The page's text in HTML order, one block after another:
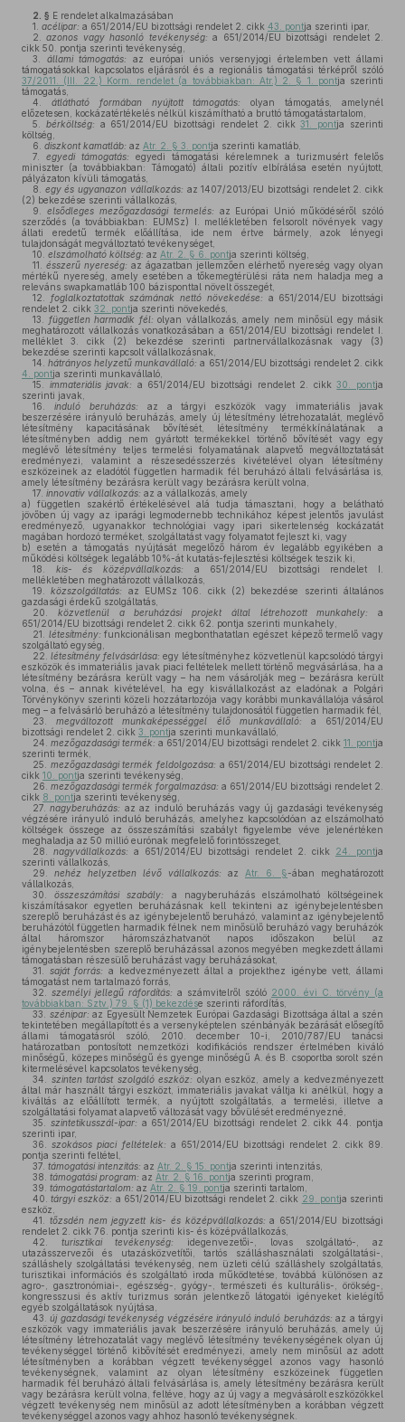
2. § E rendelet alkalmazásában
1. acélipar: a 651/2014/EU bizottsági rendelet 2. cikk 43. pontja szerinti ipar,
2.
azonos vagy hasonló tevékenység: a 651/2014/EU bizottsági rendelet 2.
cikk 50. pontja szerinti tevékenység,
3.
állami támogatás:
az európai uniós versenyjogi értelemben vett állami
támogatásokkal kapcsolatos eljárásról és a regionális támogatási térképről szóló
37/2011. (III. 22.) Korm. rendelet (a továbbiakban: Atr.) 2. § 1. pontja szerinti
támogatás,
4.
átlátható formában nyújtott támogatás:
olyan támogatás, amelynél
előzetesen, kockázatértékelés nélkül kiszámítható a bruttó támogatástartalom,
5.
bérköltség: a 651/2014/EU bizottsági rendelet 2. cikk31. pontja szerinti
költség,
6. diszkont kamatláb: az Atr. 2. § 3. pontja szerinti kamatláb,
7.
egyedi támogatás: egyedi támogatási kérelemnek a turizmusért felelős
miniszter (a továbbiakban: Támogató) általi pozitív elbírálása esetén nyújtott,
pályázaton kívüli támogatás,
8.
egy és ugyanazon vállalkozás: az 1407/2013/EU bizottsági rendelet 2. cikk
(2) bekezdése szerinti vállalkozás,
9.
elsődleges mezőgazdasági termelés: az Európai Unió működéséről szóló
szerződés (a továbbiakban: EUMSz) I. mellékletében felsorolt növények vagy
állati eredetű termék előállítása, ide nem értve bármely, azok lényegi
tulajdonságát megváltoztató tevékenységet,
10. elszámolható költség: az Atr. 2. § 6. pontja szerinti költség,
11.
ésszerű nyereség: az ágazatban jellemzően elérhető nyereség vagy olyan
mértékű nyereség, amely esetében a tőkemegtérülési ráta nem haladja meg a
releváns swapkamatláb 100 bázisponttal növelt összegét,
12.
foglalkoztatottak számának nettó növekedése: a 651/2014/EU bizottsági
rendelet 2. cikk 32. pontja szerinti növekedés,
13.
független harmadik fél: olyan vállalkozás, amely nem minősül egy másik
meghatározott vállalkozás vonatkozásában a 651/2014/EU bizottsági rendelet I.
melléklet 3. cikk (2) bekezdése szerinti partnervállalkozásnak vagy (3)
bekezdése szerinti kapcsolt vállalkozásnak,
14. hátrányos helyzetű munkavállaló: a 651/2014/EU bizottsági rendelet 2. cikk
4. pontja szerinti munkavállaló,
15.
immateriális javak: a 651/2014/EU bizottsági rendelet 2. cikk30. pontja
szerinti javak,
16.
induló beruházás: az a tárgyi eszközök vagy immateriális javak
beszerzésére irányuló beruházás, amely új létesítmény létrehozatalát, meglévő
létesítmény kapacitásának bővítését, létesítmény termékkínálatának a
létesítményben addig nem gyártott termékekkel történő bővítését vagy egy
meglévő létesítmény teljes termelési folyamatának alapvető megváltoztatását
eredményezi, valamint a részesedésszerzés kivételével olyan létesítmény
eszközeinek az eladótól független harmadik fél beruházó általi felvásárlása is,
amely létesítmény bezárásra került vagy bezárásra került volna,
17. innovatív vállalkozás: az a vállalkozás, amely
a) független szakértő értékelésével alá tudja támasztani, hogy a belátható
jövőben új vagy az iparági legmodernebb technikához képest jelentős javulást
eredményező, ugyanakkor technológiai vagy ipari sikertelenség kockázatát
magában hordozó terméket, szolgáltatást vagy folyamatot fejleszt ki, vagy
b) esetén a támogatás nyújtását megelőző három év legalább egyikében a
működési költségek legalább 10%-át kutatás-fejlesztési költségek teszik ki,
18.
kis- és középvállalkozás: a 651/2014/EU bizottsági rendelet I.
mellékletében meghatározott vállalkozás,
19.
közszolgáltatás:
az EUMSz 106. cikk (2) bekezdése szerinti általános
gazdasági érdekű szolgáltatás,
20.
közvetlenül a beruházási projekt által létrehozott munkahely:
a
651/2014/EU bizottsági rendelet 2. cikk 62. pontja szerinti munkahely,
21.
létesítmény: funkcionálisan megbonthatatlan egészet képező termelő vagy
szolgáltató egység,
22. létesítmény felvásárlása: egy létesítményhez közvetlenül kapcsolódó tárgyi
eszközök és immateriális javak piaci feltételek mellett történő megvásárlása, ha a
létesítmény bezárásra került vagy – ha nem vásárolják meg – bezárásra került
volna, és – annak kivételével, ha egy kisvállalkozást az eladónak a Polgári
Törvénykönyv szerinti közeli hozzátartozója vagy korábbi munkavállalója vásárol
meg – a felvásárló beruházó a létesítmény tulajdonosától független harmadik fél,
23.
megváltozott munkaképességgel élő munkavállaló: a 651/2014/EU
bizottsági rendelet 2. cikk 3. pontja szerinti munkavállaló,
24. mezőgazdasági termék: a 651/2014/EU bizottsági rendelet 2. cikk 11. pontja
szerinti termék,
25.
mezőgazdasági termék feldolgozása: a 651/2014/EU bizottsági rendelet 2.
cikk 10. pontja szerinti tevékenység,
26. mezőgazdasági termék forgalmazása: a 651/2014/EU bizottsági rendelet 2.
cikk 8. pontja szerinti tevékenység,
27.
nagyberuházás: az az induló beruházás vagy új gazdasági tevékenység
végzésére irányuló induló beruházás, amelyhez kapcsolódóan az elszámolható
költségek összege az összeszámítási szabályt figyelembe véve jelenértéken
meghaladja az 50 millió eurónak megfelelő forintösszeget,
28.
nagyvállalkozás: a 651/2014/EU bizottsági rendelet 2. cikk 24. pontja
szerinti vállalkozás,
29.
nehéz helyzetben lévő vállalkozás: az Atr. 6. §-ában meghatározott
vállalkozás,
30.
összeszámítási szabály:
a nagyberuházás elszámolható költségeinek
kiszámításakor egyetlen beruházásnak kell tekinteni az igénybejelentésben
szereplő beruházást és az igénybejelentő beruházó, valamint az igénybejelentő
beruházótól független harmadik félnek nem minősülő beruházó vagy beruházók
által háromszor háromszázhatvanöt napos időszakon belül az
igénybejelentésben szereplő beruházással azonos megyében megkezdett állami
támogatásban részesülő beruházást vagy beruházásokat,
31.
saját forrás: a kedvezményezett által a projekthez igénybe vett, állami
támogatást nem tartalmazó forrás,
32.
személyi jellegű ráfordítás: a számvitelről szóló 2000. évi C. törvény (a
továbbiakban: Sztv.) 79. § (1) bekezdése szerinti ráfordítás,
33.
szénipar: az Egyesült Nemzetek Európai Gazdasági Bizottsága által a szén
tekintetében megállapított és a versenyképtelen szénbányák bezárását elősegítő
állami támogatásról szóló, 2010. december 10-i, 2010/787/EU tanácsi
határozatban pontosított nemzetközi kodifikációs rendszer értelmében kiváló
minőségű, közepes minőségű és gyenge minőségű A. és B. csoportba sorolt szén
kitermelésével kapcsolatos tevékenység,
34.
szinten tartást szolgáló eszköz: olyan eszköz, amely a kedvezményezett
által már használt tárgyi eszközt, immateriális javakat váltja ki anélkül, hogy a
kiváltás az előállított termék, a nyújtott szolgáltatás, a termelési, illetve a
szolgáltatási folyamat alapvető változását vagy bővülését eredményezné,
35.
szintetikusszál-ipar: a 651/2014/EU bizottsági rendelet 2. cikk 44. pontja
szerinti ipar,
36.
szokásos piaci feltételek: a 651/2014/EU bizottsági rendelet 2. cikk 89.
pontja szerinti feltétel,
37. támogatási intenzitás: az Atr. 2. § 15. pontja szerinti intenzitás,
38. támogatási program: az Atr. 2. § 16. pontja szerinti program,
39. támogatástartalom: az Atr. 2. § 19. pontja szerinti tartalom,
40. tárgyi eszköz: a 651/2014/EU bizottsági rendelet 2. cikk 29. pontja szerinti
eszköz,
41.
tőzsdén nem jegyzett kis- és középvállalkozás: a 651/2014/EU bizottsági
rendelet 2. cikk 76. pontja szerinti kis- és középvállalkozás,
42.
turisztikai tevékenység:
idegenvezetői-, lovas szolgáltató-, az
utazásszervezői és utazásközvetítői, tartós szálláshasználati szolgáltatási-,
szálláshely szolgáltatási tevékenység, nem üzleti célú szálláshely szolgáltatás,
turisztikai információs és szolgáltató iroda működtetése, továbbá különösen az
agro-, gasztronómiai-, egészség-, gyógy-, természeti és kulturális-, örökség-,
kongresszusi és aktív turizmus során jelentkező látogatói igényeket kielégítő
egyéb szolgáltatások nyújtása,
43.
új gazdasági tevékenység végzésére irányuló induló beruházás: az a tárgyi
eszközök vagy immateriális javak beszerzésére irányuló beruházás, amely új
létesítmény létrehozatalát vagy meglévő létesítmény tevékenységének olyan új
tevékenységgel történő kibővítését eredményezi, amely nem minősül az adott
létesítményben a korábban végzett tevékenységgel azonos vagy hasonló
tevékenységnek, valamint az olyan létesítmény eszközeinek független
harmadik fél beruházó általi felvásárlása is, amely létesítmény bezárásra került
vagy bezárásra került volna, feltéve, hogy az új vagy a megvásárolt eszközökkel
végzett tevékenység nem minősül az adott létesítményben a korábban végzett
tevékenységgel azonos vagy ahhoz hasonló tevékenységnek.